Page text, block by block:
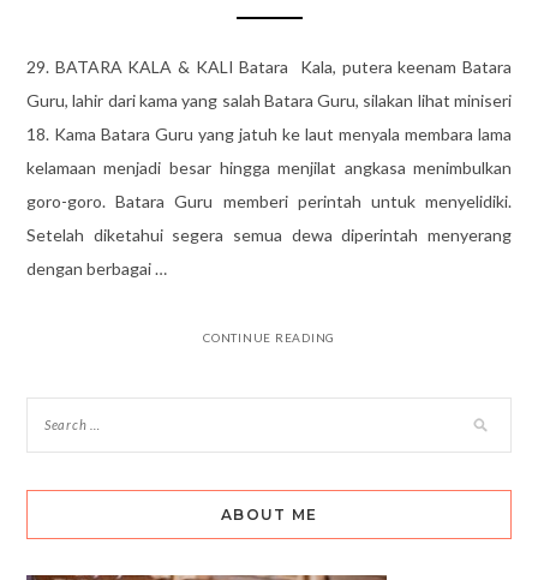
29. BATARA KALA & KALI Batara Kala, putera keenam Batara
Guru, lahir dari kama yang salah Batara Guru, silakan lihat miniseri
18. Kama Batara Guru yang jatuh ke laut menyala membara lama
kelamaan menjadi besar hingga menjilat angkasa menimbulkan
goro-goro. Batara Guru memberi perintah untuk menyelidiki.
Setelah diketahui segera semua dewa diperintah menyerang
dengan berbagai …
CONTINUE READING
ABOUT ME